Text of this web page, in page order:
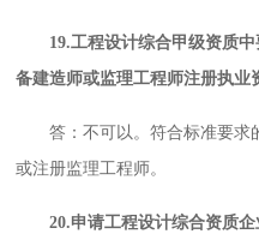
19.工程设计综合甲级资质
备建造师或监理工程师注册执业
答：不可以。符合标准要求
或注册监理工程师。
20.申请工程设计综合资质